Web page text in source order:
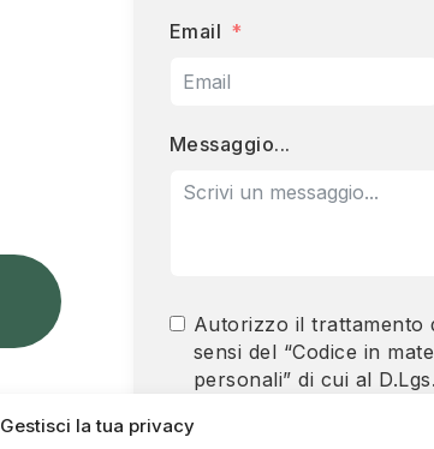
Gestisci la tua privacy
Email
Messaggio...
Autorizzo il trattamento
sensi del “Codice in
personali” di cui al
Europeo 2016/679.